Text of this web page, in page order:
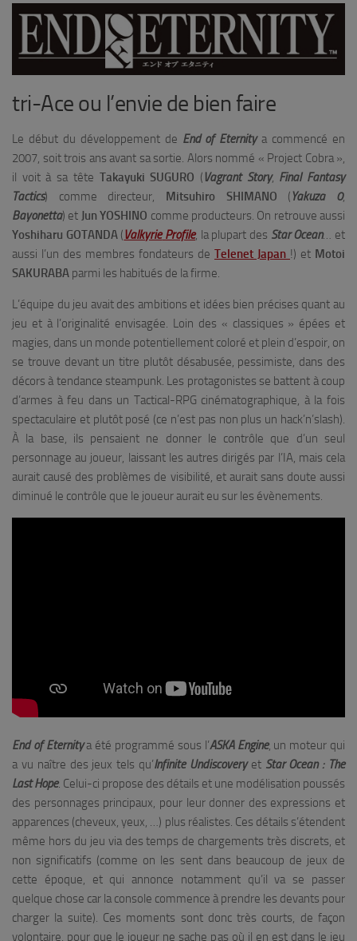
tri-Ace ou l’envie de bien faire
Le début du développement de End of Eternity a commencé en
2007, soit trois ans avant sa sortie. Alors nommé « Project Cobra »,
il voit à sa tête Takayuki SUGURO ( Vagrant Story, Final Fantasy
Tactics) comme directeur, Mitsuhiro SHIMANO ( Yakuza 0,
Bayonetta) et Jun YOSHINO comme producteurs. On retrouve aussi
Yoshiharu GOTANDA( Valkyrie Profile, la plupart des Star Ocean… et
aussi l’un des membres fondateurs de Telenet Japan !) et Motoi
SAKURABA parmi les habitués de la firme.
L’équipe du jeu avait des ambitions et idées bien précises quant au
jeu et à l’originalité envisagée. Loin des « classiques » épées et
magies, dans un monde potentiellement coloré et plein d’espoir, on
se trouve devant un titre plutôt désabusée, pessimiste, dans des
décors à tendance steampunk. Les protagonistes se battent à coup
d’armes à feu dans un Tactical-RPG cinématographique, à la fois
spectaculaire et plutôt posé (ce n’est pas non plus un hack’n’slash).
À la base, ils pensaient ne donner le contrôle que d’un seul
personnage au joueur, laissant les autres dirigés par l’IA, mais cela
aurait causé des problèmes de visibilité, et aurait sans doute aussi
diminué le contrôle que le joueur aurait eu sur les évènements.
End of Eternitya été programmé sous l’ASKA Engine, un moteur qui
a vu naître des jeux tels qu’Infinite Undiscoveryet Star Ocean : The
Last Hope. Celui-ci propose des détails et une modélisation poussés
des personnages principaux, pour leur donner des expressions et
apparences (cheveux, yeux, …) plus réalistes. Ces détails s’étendent
même hors du jeu via des temps de chargements très discrets, et
non significatifs (comme on les sent dans beaucoup de jeux de
cette époque, et qui annonce notamment qu’il va se passer
quelque chose car la console commence à prendre les devants pour
charger la suite). Ces moments sont donc très courts, de façon
volontaire, pour que le joueur ne sache pas où il en est dans le jeu